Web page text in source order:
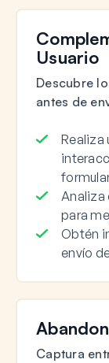
Usuario
Descubre
antes de
Realiza
Analiza
para
Obtén
envío
Captura